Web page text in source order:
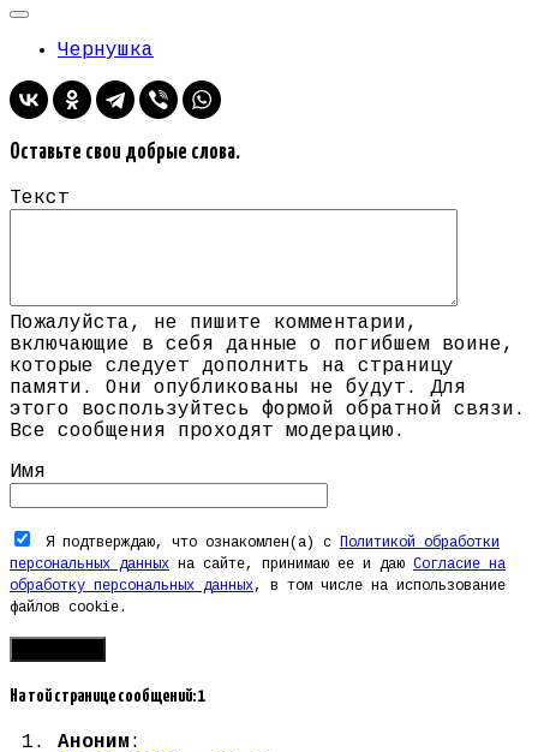
Чернушка
Оставьте свои добрые слова.
Текст
Пожалуйста, не пишите комментарии,
включающие в себя данные о погибшем воине,
которые следует дополнить на страницу
памяти. Они опубликованы не будут. Для
этого воспользуйтесь формой обратной связи.
Все сообщения проходят модерацию.
Имя
Я подтверждаю, что ознакомлен(а) с
Политикой обработки
персональных данных на сайте, принимаю ее и даю Согласие на
обработку персональных данных, в том числе на использование
файлов cookie.
На той странице сообщений: 1
Аноним :